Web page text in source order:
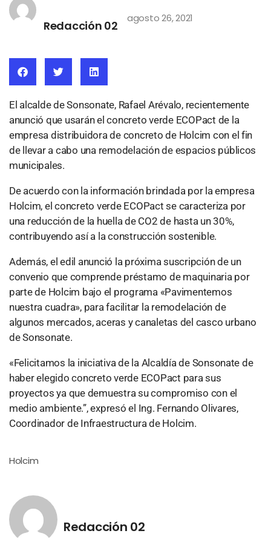
Redacción 02
agosto 26, 2021
El alcalde de Sonsonate, Rafael Arévalo, recientemente
anunció que usarán el concreto verde ECOPact de la
empresa distribuidora de concreto de Holcim con el fin
de llevar a cabo una remodelación de espacios públicos
municipales.
De acuerdo con la información brindada por la empresa
Holcim, el concreto verde ECOPact se caracteriza por
una reducción de la huella de CO2 de hasta un 30%,
contribuyendo así a la construcción sostenible.
Además, el edil anunció la próxima suscripción de un
convenio que comprende préstamo de maquinaria por
parte de Holcim bajo el programa «Pavimentemos
nuestra cuadra», para facilitar la remodelación de
algunos mercados, aceras y canaletas del casco urbano
de Sonsonate.
«Felicitamos la iniciativa de la Alcaldía de Sonsonate de
haber elegido concreto verde ECOPact para sus
proyectos ya que demuestra su compromiso con el
medio ambiente.”, expresó el Ing. Fernando Olivares,
Coordinador de Infraestructura de Holcim.
Holcim
Redacción 02